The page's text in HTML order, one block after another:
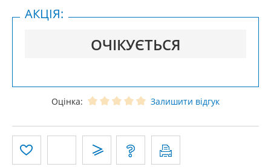
ОЧІКУЄТЬСЯ
АКЦІЯ:
Оцінка: Залишити відгук